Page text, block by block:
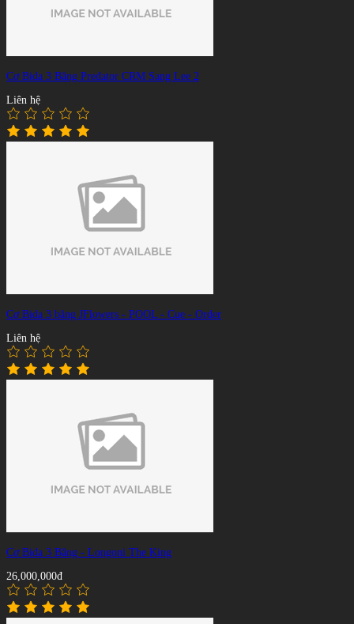
Cơ Bida 3 Băng Predator CRM Sang Lee 2
Liên hệ
Cơ Bida 3 băng JFlowers - POOL - Cue - Order
Liên hệ
Cơ Bida 3 Băng - Longoni The King
26,000,000đ